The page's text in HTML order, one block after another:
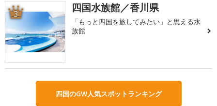
3 四国水族館／香川県
「もっと四国を旅してみたい」と思える水
族館
四国のGW人気スポットランキング